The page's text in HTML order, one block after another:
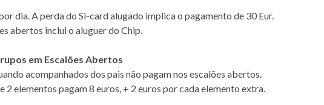
dia. A perda do Si-card alugado implica o pagamento de 30 Eur.
abertos inclui o aluguer do Chip.
em Escalões Abertos
acompanhados dos pais não pagam nos escalões abertos.
2 elementos pagam 8 euros, + 2 euros por cada elemento extra.